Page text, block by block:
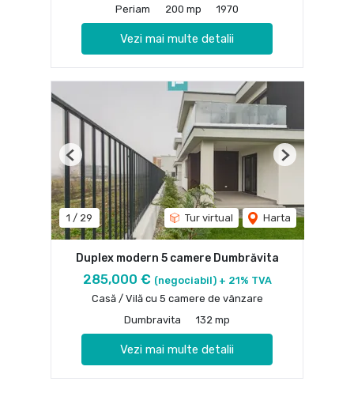
Periam 200 mp 1970
Vezi mai multe detalii
1 / 29 Tur virtual Harta
Previous Next
Duplex modern 5 camere Dumbrăvita
285,000 € (negociabil) + 21% TVA
Casă / Vilă cu 5 camere de vânzare
Dumbravita
132 mp
Vezi mai multe detalii